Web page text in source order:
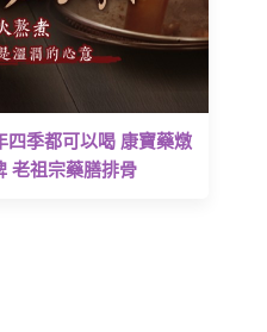
四季都可以喝 康寶藥燉
老祖宗藥膳排骨